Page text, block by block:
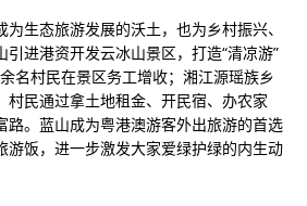
生态旅游发展的沃土，也为乡村振兴、
进港资开发云冰山景区，打造“清凉游”
名村民在景区务工增收；湘江源瑶族乡
村民通过拿土地租金、开民宿、办农家
路。蓝山成为粤港澳游客外出旅游的首选
游饭，进一步激发大家爱绿护绿的内生动